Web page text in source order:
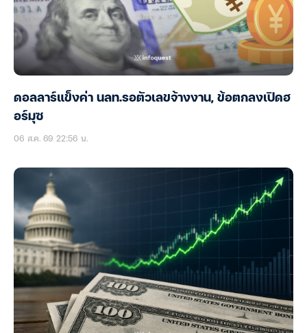
ดอลลาร์แข็งค่า นลท.รอตัวเลขจ้างงาน, ข้อตกลงเปิดฮ
อร์มุซ
06 ส.ค. 69 22:56 น.